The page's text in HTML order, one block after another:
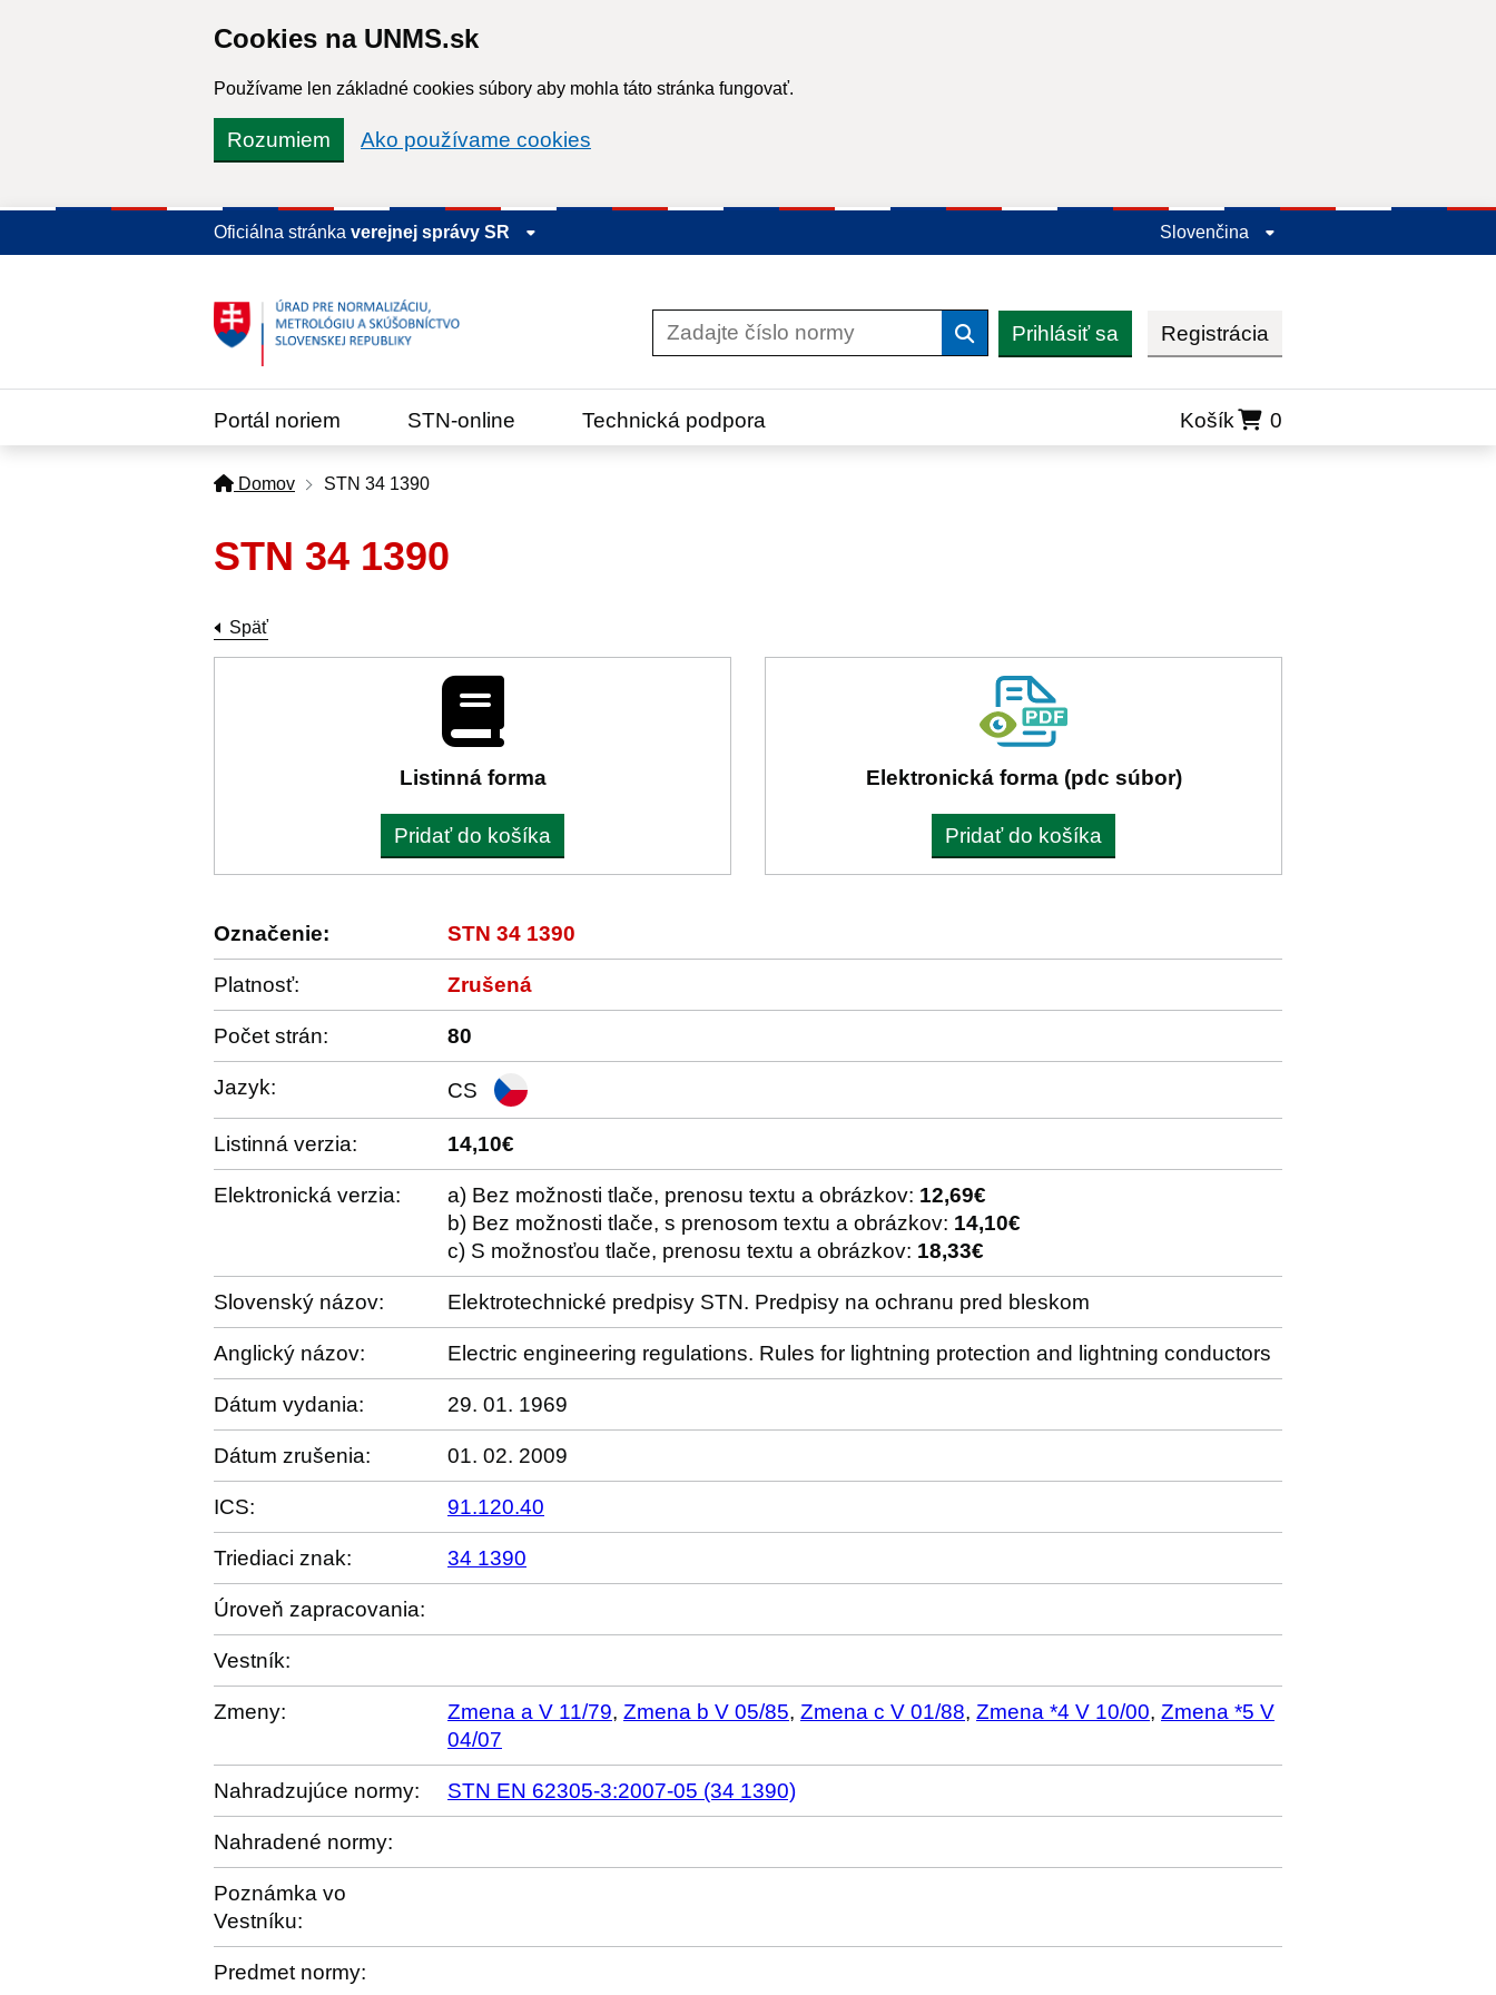
Cookies na UNMS.sk
Používame len základné cookies súbory aby mohla táto stránka fungovať.
Rozumiem Ako používame cookies
Oficiálna stránka verejnej správy SR Slovenčina
VyhľadaťPrihlásiť sa Registrácia
Portál noriem STN-online Technická podpora Košík 0
Domov STN 34 1390
STN 34 1390
Späť
Listinná forma
Pridať do košíka
Elektronická forma (pdc súbor)
Pridať do košíka
Označenie: STN 34 1390
Platnosť: Zrušená
Počet strán: 80
Jazyk: CS
Listinná verzia: 14,10€
Elektronická verzia: a) Bez možnosti tlače, prenosu textu a obrázkov: 12,69€
b) Bez možnosti tlače, s prenosom textu a obrázkov: 14,10€
c) S možnosťou tlače, prenosu textu a obrázkov: 18,33€
Slovenský názov: Elektrotechnické predpisy STN. Predpisy na ochranu pred bleskom
Anglický názov: Electric engineering regulations. Rules for lightning protection and lightning conductors
Dátum vydania: 29. 01. 1969
Dátum zrušenia: 01. 02. 2009
ICS: 91.120.40
Triediaci znak: 34 1390
Úroveň zapracovania:
Vestník:
Zmeny: Zmena a V 11/79, Zmena b V 05/85, Zmena c V 01/88, Zmena *4 V 10/00, Zmena *5 V
04/07
Nahradzujúce normy: STN EN 62305-3:2007-05 (34 1390)
Nahradené normy:
Poznámka vo
Vestníku:
Predmet normy: